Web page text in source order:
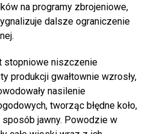
na programy zbrojeniowe,
dalsze ograniczenie
stopniowe niszczenie
produkcji gwałtownie wzrosły,
nasilenie
tworząc błędne koło,
jawny. Powodzie w